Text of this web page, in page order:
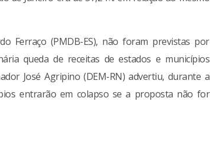
Ferraço (PMDB-ES), não foram previstas por
queda de receitas de estados e municípios
José Agripino (DEM-RN) advertiu, durante a
entrarão em colapso se a proposta não for